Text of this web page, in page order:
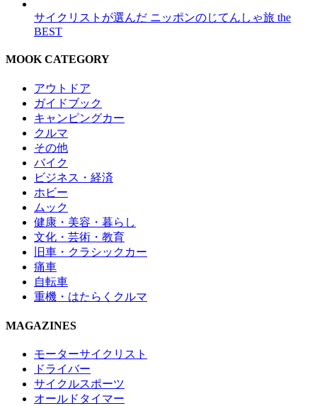
サイクリストが選んだ ニッポンのじてんしゃ旅 the
BEST
MOOK CATEGORY
アウトドア
ガイドブック
キャンピングカー
クルマ
その他
バイク
ビジネス・経済
ホビー
ムック
健康・美容・暮らし
文化・芸術・教育
旧車・クラシックカー
痛車
自転車
重機・はたらくクルマ
MAGAZINES
モーターサイクリスト
ドライバー
サイクルスポーツ
オールドタイマー